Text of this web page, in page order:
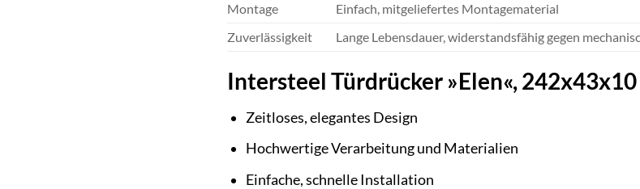
Montage
Einfach, mitgeliefertes Montagematerial
Zuverlässigkeit
Lange Lebensdauer, widerstandsfähig gegen
Intersteel Türdrücker »Elen«,
Zeitloses, elegantes Design
Hochwertige Verarbeitung und Materialien
Einfache, schnelle Installation